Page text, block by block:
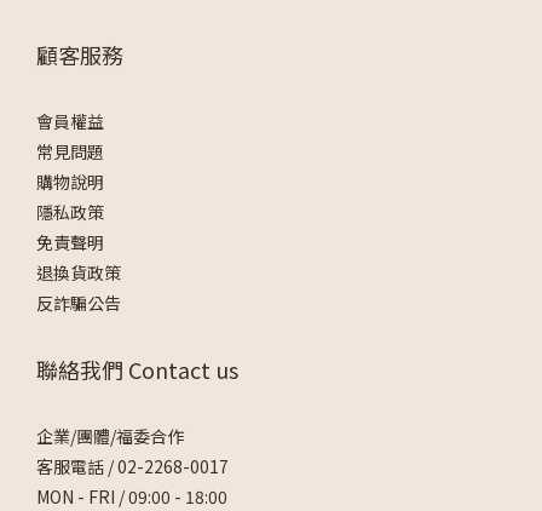
顧客服務
會員權益
常見問題
購物說明
隱私政策
免責聲明
退換貨政策
反詐騙公告
聯絡我們 Contact us
企業/團體/福委合作
客服電話 /02-2268-0017
MON - FRI / 09:00 - 18:00